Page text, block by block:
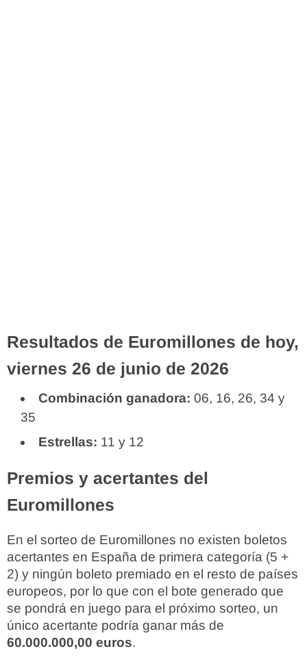
Resultados de Euromillones de hoy,
viernes 26 de junio de 2026
Combinación ganadora: 06, 16, 26, 34 y
35
Estrellas: 11 y 12
Premios y acertantes del
Euromillones
En el sorteo de Euromillones no existen boletos
acertantes en España de primera categoría (5 +
2) y ningún boleto premiado en el resto de países
europeos, por lo que con el bote generado que
se pondrá en juego para el próximo sorteo, un
único acertante podría ganar más de
60.000.000,00 euros.